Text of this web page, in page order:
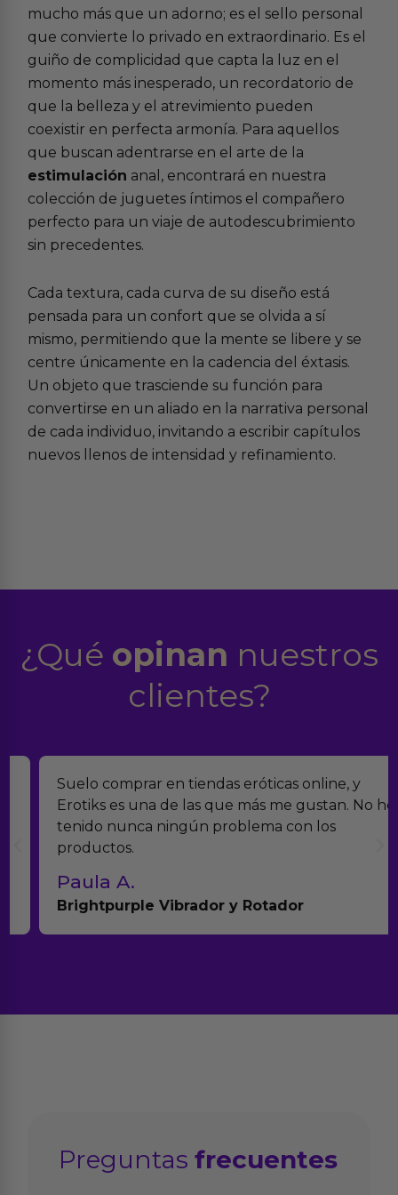
mucho más que un adorno; es el sello personal
que convierte lo privado en extraordinario. Es el
guiño de complicidad que capta la luz en el
momento más inesperado, un recordatorio de
que la belleza y el atrevimiento pueden
coexistir en perfecta armonía. Para aquellos
que buscan adentrarse en el arte de la
estimulación anal, encontrará en nuestra
colección de juguetes íntimos el compañero
perfecto para un viaje de autodescubrimiento
sin precedentes.
Cada textura, cada curva de su diseño está
pensada para un confort que se olvida a sí
mismo, permitiendo que la mente se libere y se
centre únicamente en la cadencia del éxtasis.
Un objeto que trasciende su función para
convertirse en un aliado en la narrativa personal
de cada individuo, invitando a escribir capítulos
nuevos llenos de intensidad y refinamiento.
¿Qué opinan nuestros
clientes?
Suelo comprar en tiendas eróticas online, y
Erotiks es una de las que más me gustan. No he
tenido nunca ningún problema con los
productos.
Paula A.
Brightpurple Vibrador y Rotador
Preguntasfrecuentes